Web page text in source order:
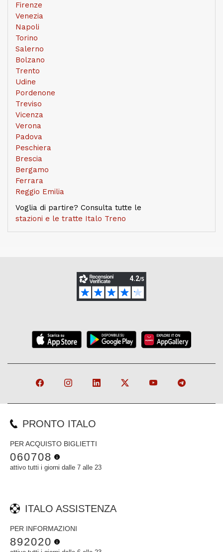
Firenze
Venezia
Napoli
Torino
Salerno
Bolzano
Trento
Udine
Pordenone
Treviso
Vicenza
Verona
Padova
Peschiera
Brescia
Bergamo
Ferrara
Reggio Emilia
Voglia di partire? Consulta tutte le
stazioni e le tratte Italo Treno
PRONTO ITALO
PER ACQUISTO BIGLIETTI
060708
attivo tutti i giorni dalle 7 alle 23
ITALO ASSISTENZA
PER INFORMAZIONI
892020